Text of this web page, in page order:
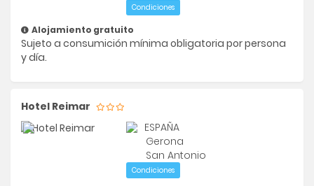
Condiciones
Alojamiento gratuito
Sujeto a consumición mínima obligatoria por persona
y día.
Hotel Reimar
ESPAÑA
Gerona
San Antonio
Condiciones